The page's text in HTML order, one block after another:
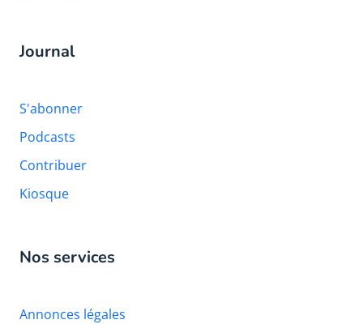
Journal
S'abonner
Podcasts
Contribuer
Kiosque
Nos services
Annonces légales